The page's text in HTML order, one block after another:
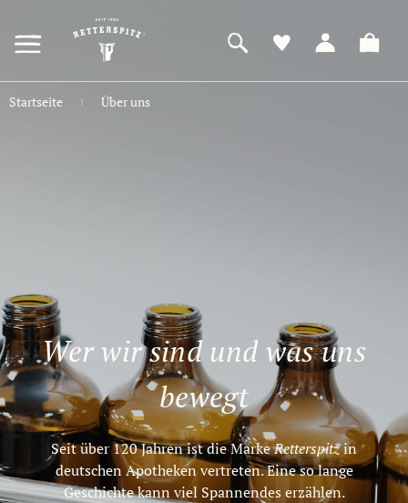
HAUPTINHALT
SPRINGEN
Startseite | Über uns
Wer wir sind und was uns
bewegt
Seit über 120 Jahren ist die MarkeRetterspitzin
deutschen Apotheken vertreten.Eine so lange
Geschichte kann viel Spannendes erzählen.